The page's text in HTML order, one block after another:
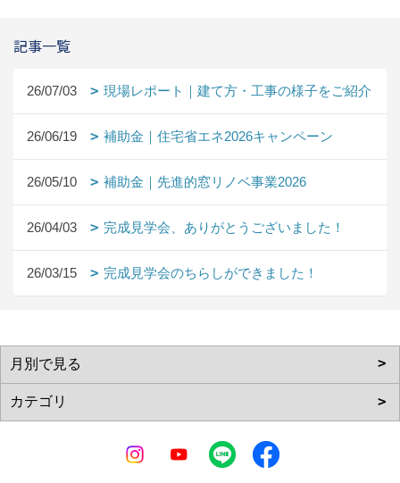
記事一覧
26/07/03 現場レポート｜建て方・工事の様子をご紹介
26/06/19 補助金｜住宅省エネ2026キャンペーン
26/05/10 補助金｜先進的窓リノベ事業2026
26/04/03 完成見学会、ありがとうございました！
26/03/15 完成見学会のちらしができました！